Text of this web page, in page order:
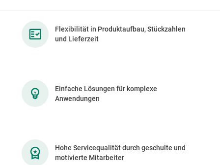
Flexibilität in Produktaufbau, Stückzahlen
und Lieferzeit
Einfache Lösungen für komplexe
Anwendungen
Hohe Servicequalität durch geschulte und
motivierte Mitarbeiter